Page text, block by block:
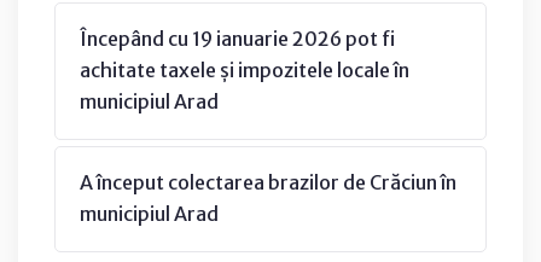
Începând cu 19 ianuarie 2026 pot fi
achitate taxele și impozitele locale în
municipiul Arad
A început colectarea brazilor de Crăciun în
municipiul Arad